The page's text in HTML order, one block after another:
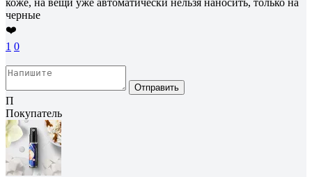
черные
❤️
1 0
Отправить
П
Покупатель